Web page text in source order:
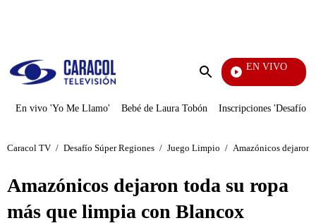
Enviar
EN VIVO
Televentas
En vivo 'Yo Me Llamo' Bebé de Laura Tobón Inscripciones 'Desafío'
Caracol TV / Desafío Súper Regiones / Juego Limpio / Amazónicos dejaron
Amazónicos dejaron toda su ropa
más que limpia con Blancox